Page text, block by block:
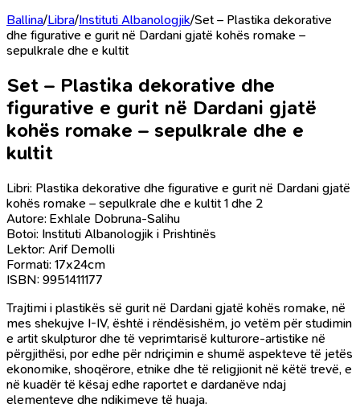
Ballina/Libra/Instituti Albanologjik/Set – Plastika dekorative
dhe figurative e gurit në Dardani gjatë kohës romake –
sepulkrale dhe e kultit
Set – Plastika dekorative dhe
figurative e gurit në Dardani gjatë
kohës romake – sepulkrale dhe e
kultit
Libri: Plastika dekorative dhe figurative e gurit në Dardani gjatë
kohës romake – sepulkrale dhe e kultit 1 dhe 2
Autore: Exhlale Dobruna-Salihu
Botoi: Instituti Albanologjik i Prishtinës
Lektor: Arif Demolli
Formati: 17x24cm
ISBN: 9951411177
Trajtimi i plastikës së gurit në Dardani gjatë kohës romake, në
mes shekujve I-IV, është i rëndësishëm, jo vetëm për studimin
e artit skulpturor dhe të veprimtarisë kulturore-artistike në
përgjithësi, por edhe për ndriçimin e shumë aspekteve të jetës
ekonomike, shoqërore, etnike dhe të religjionit në këtë trevë, e
në kuadër të kësaj edhe raportet e dardanëve ndaj
elementeve dhe ndikimeve të huaja.